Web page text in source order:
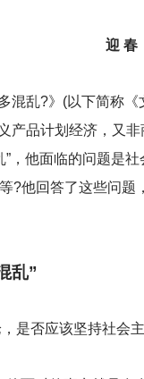
迎 春
混乱?》(以下简称
产品计划经济，又
，他面临的问题是
?他回答了这些问
乱”
是否应该坚持社